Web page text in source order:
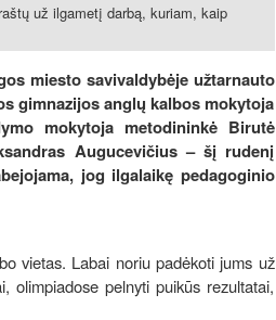
už ilgametį darbą, kuriam, kaip
miesto savivaldybėje užtarnauto
gimnazijos anglų kalbos mokytoja
mokytoja metodininkė Birutė
Augucevičius – šį rudenį
jog ilgalaikę pedagoginio
vietas. Labai noriu padėkoti jums už
olimpiadose pelnyti puikūs rezultatai,